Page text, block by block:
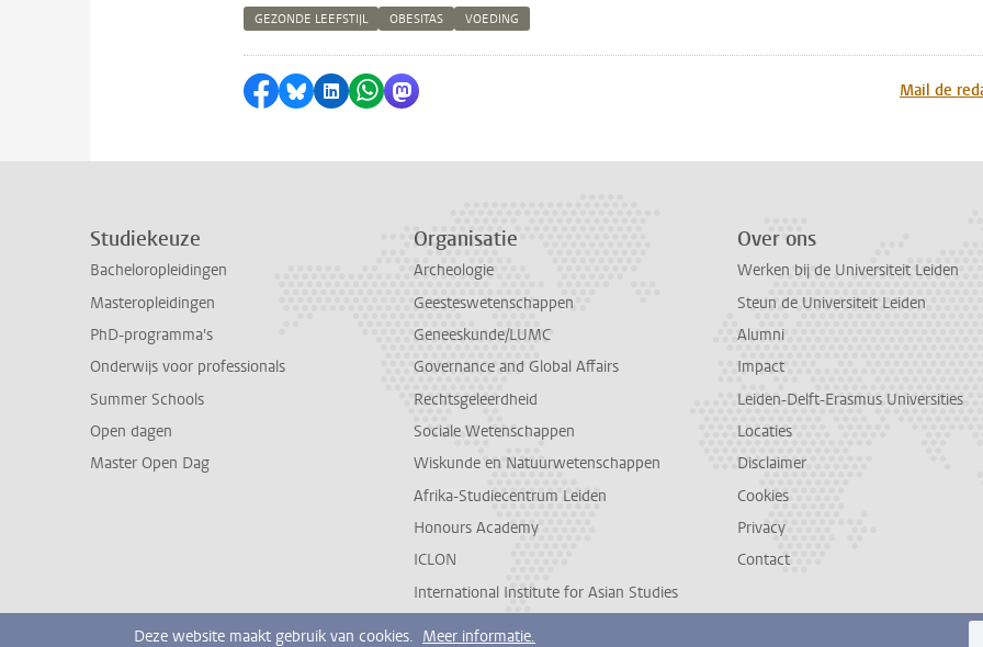
GEZONDE LEEFSTIJL OBESITAS VOEDING
Delen op Facebook
Delen via Bluesky
Delen op LinkedIn
Delen via WhatsApp
Delen via Mastodon Mail de
Studiekeuze
Bacheloropleidingen
Masteropleidingen
PhD-programma's
Onderwijs voor professionals
Summer Schools
Open dagen
Master Open Dag
Organisatie
Archeologie
Geesteswetenschappen
Geneeskunde/LUMC
Governance and Global Affairs
Rechtsgeleerdheid
Sociale Wetenschappen
Wiskunde en Natuurwetenschappen
Afrika-Studiecentrum Leiden
Honours Academy
ICLON
International Institute for Asian Studies
Over ons
Werken bij de Universiteit Leiden
Steun de Universiteit Leiden
Alumni
Impact
Leiden-Delft-Erasmus Universities
Locaties
Disclaimer
Cookies
Privacy
Contact
Deze website maakt gebruik van cookies. Meer informatie.